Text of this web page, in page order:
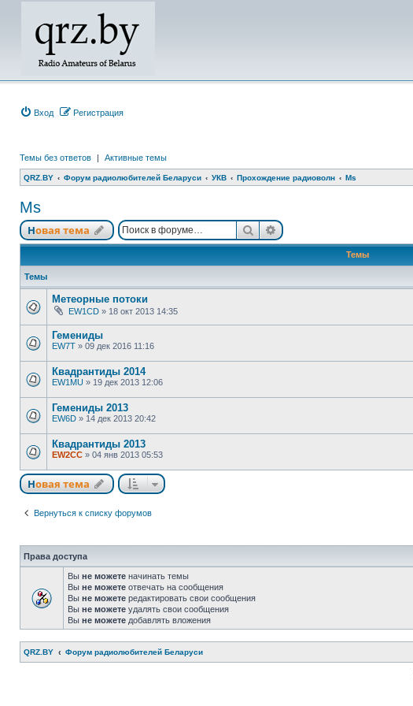
Вход Регистрация
Темы без ответов | Активные темы
QRZ.BY Форум радиолюбителей Беларуси УКВ Прохождение радиоволн Ms
Ms
Новая тема ПоискРасширенный поиск
Темы
Темы
Метеорные потоки
EW1CD » 18 окт 2013 14:35
Гемениды
EW7T » 09 дек 2016 11:16
Квадрантиды 2014
EW1MU » 19 дек 2013 12:06
Гемениды 2013
EW6D » 14 дек 2013 20:42
Квадрантиды 2013
EW2CC » 04 янв 2013 05:53
Новая тема
Вернуться к списку форумов
Права доступа
Вы не можете начинать темы
Вы не можете отвечать на сообщения
Вы не можете редактировать свои сообщения
Вы не можете удалять свои сообщения
Вы не можете добавлять вложения
QRZ.BY Форум радиолюбителей Беларуси